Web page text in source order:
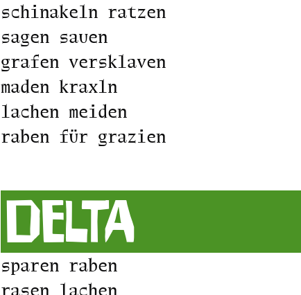
schinakeln ratzen
sagen sauen
grafen versklaven
maden kraxln
lachen meiden
raben für grazien
delta
sparen raben
rasen lachen